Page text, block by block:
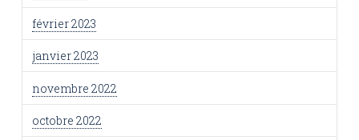
février 2023
janvier 2023
novembre 2022
octobre 2022